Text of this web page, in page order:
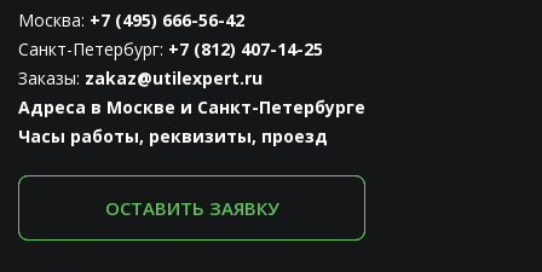
Москва: +7 (495) 666-56-42
Санкт-Петербург: +7 (812) 407-14-25
Заказы: zakaz@utilexpert.ru
Адреса в Москве и Санкт-Петербурге
Часы работы, реквизиты, проезд
ОСТАВИТЬ ЗАЯВКУ